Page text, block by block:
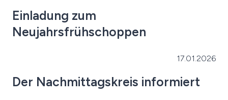
Einladung zum
Neujahrsfrühschoppen
17.01.2026
Der Nachmittagskreis informiert